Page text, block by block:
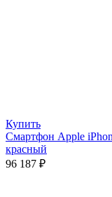
Купить
Смартфон Apple
красный
96 187 ₽